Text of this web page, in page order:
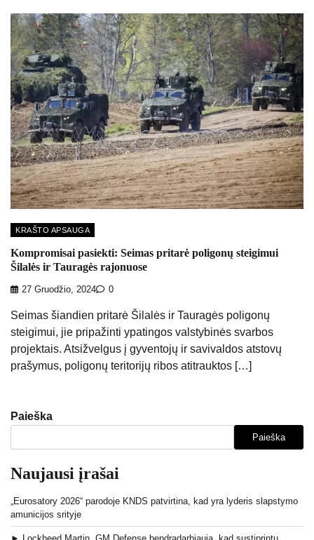
KRAŠTO APSAUGA
Kompromisai pasiekti: Seimas pritarė poligonų steigimui
Šilalės ir Tauragės rajonuose
27 Gruodžio, 2024 0
Seimas šiandien pritarė Šilalės ir Tauragės poligonų
steigimui, jie pripažinti ypatingos valstybinės svarbos
projektais. Atsižvelgus į gyventojų ir savivaldos atstovų
prašymus, poligonų teritorijų ribos atitrauktos […]
Paieška
Paieška
Naujausi įrašai
„Eurosatory 2026“ parodoje KNDS patvirtina, kad yra lyderis slapstymo
amunicijos srityje